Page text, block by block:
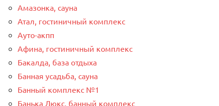
Амазонка, сауна
Атал, гостиничный комплекс
Ауто-акпп
Афина, гостиничный комплекс
Бакалда, база отдыха
Банная усадьба, сауна
Банный комплекс №1
Банька Люкс, банный комплекс